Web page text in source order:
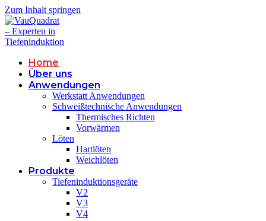
Zum Inhalt springen
Home
Über uns
Anwendungen
Werkstatt Anwendungen
Schweißtechnische Anwendungen
Thermisches Richten
Vorwärmen
Löten
Hartlöten
Weichlöten
Produkte
Tiefeninduktionsgeräte
V2
V3
V4